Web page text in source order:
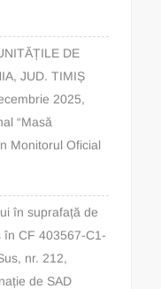
DE
JUD. TIMIȘ
2025,
“Masă
Monitorul Oficial
în suprafață de
în CF 403567-C1-
nr. 212,
de SAD